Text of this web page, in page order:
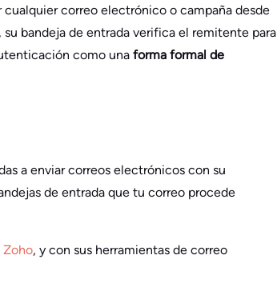
cualquier correo electrónico o campaña desde
bandeja de entrada verifica el remitente para
como una forma formal de
a enviar correos electrónicos con su
de entrada que tu correo procede
Zoho, y con sus herramientas de correo